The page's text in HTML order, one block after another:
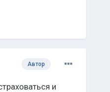
Автор
и